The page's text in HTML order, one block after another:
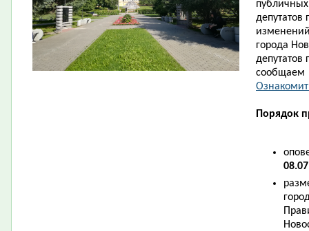
депутатов
города
депутатов
сообщаем
Порядок